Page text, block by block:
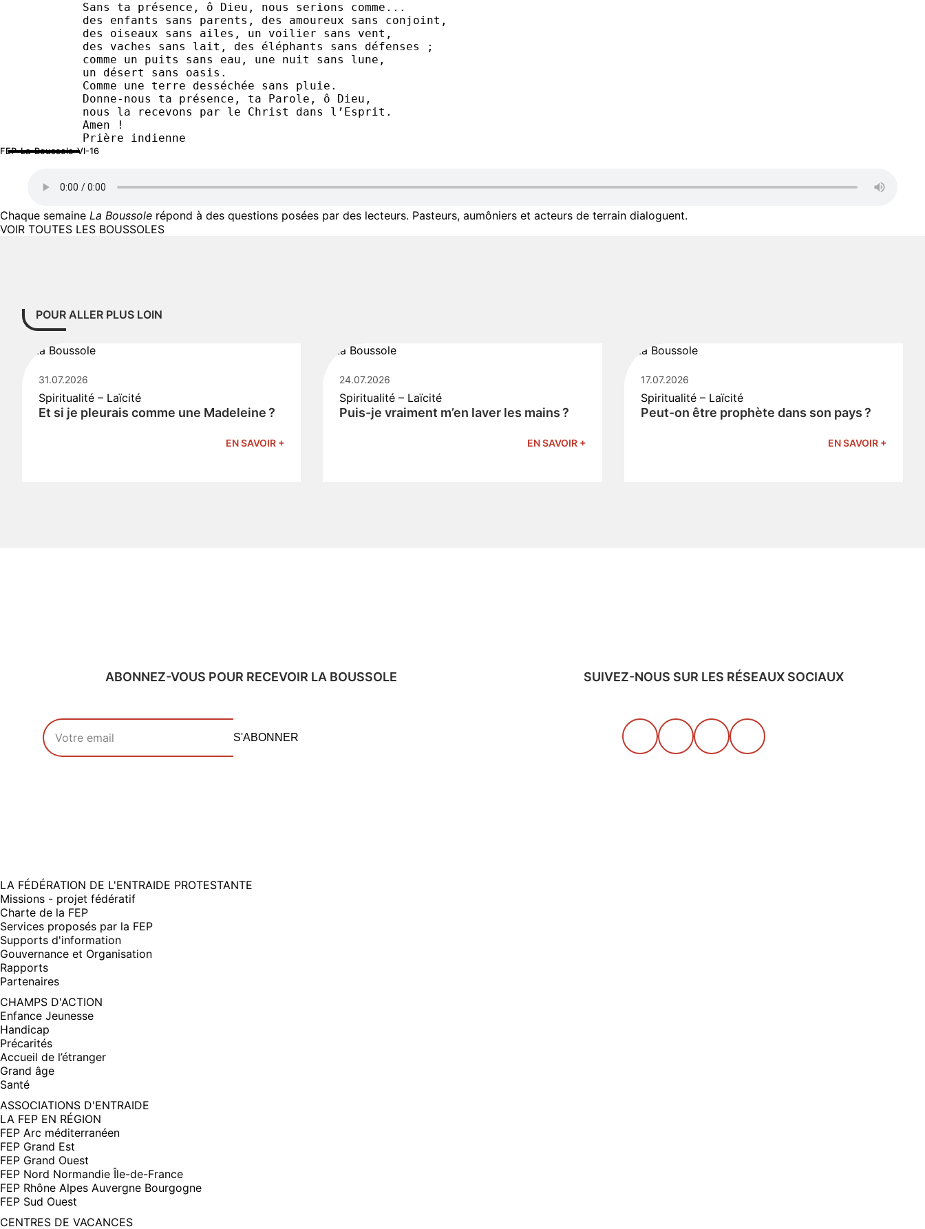
Sans ta présence, ô Dieu, nous serions comme...
des enfants sans parents, des amoureux sans conjoint,
des oiseaux sans ailes, un voilier sans vent,
des vaches sans lait, des éléphants sans défenses ;
comme un puits sans eau, une nuit sans lune,
un désert sans oasis.
Comme une terre desséchée sans pluie.
Donne-nous ta présence, ta Parole, ô Dieu,
nous la recevons par le Christ dans l’Esprit.
Amen !
Prière indienne
FEP-La-Boussole-VI-16
Chaque semaine La Boussole répond à des questions posées par des lecteurs. Pasteurs, aumôniers et acteurs de terrain dialoguent.
VOIR TOUTES LES BOUSSOLES
POUR ALLER PLUS LOIN
31.07.2026
Spiritualité – Laïcité
Et si je pleurais comme une Madeleine ?
EN SAVOIR +
24.07.2026
Spiritualité – Laïcité
Puis-je vraiment m’en laver les mains ?
EN SAVOIR +
17.07.2026
Spiritualité – Laïcité
Peut-on être prophète dans son pays ?
EN SAVOIR +
ABONNEZ-VOUS POUR RECEVOIR LA BOUSSOLE
Votre adresse email
S'ABONNER
SUIVEZ-NOUS SUR LES RÉSEAUX SOCIAUX
LA FÉDÉRATION DE L'ENTRAIDE PROTESTANTE
Missions - projet fédératif
Charte de la FEP
Services proposés par la FEP
Supports d'information
Gouvernance et Organisation
Rapports
Partenaires
CHAMPS D'ACTION
Enfance Jeunesse
Handicap
Précarités
Accueil de l’étranger
Grand âge
Santé
ASSOCIATIONS D'ENTRAIDE
LA FEP EN RÉGION
FEP Arc méditerranéen
FEP Grand Est
FEP Grand Ouest
FEP Nord Normandie Île-de-France
FEP Rhône Alpes Auvergne Bourgogne
FEP Sud Ouest
CENTRES DE VACANCES